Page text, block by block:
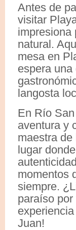
Antes de
visitar
impresiona
natural.
mesa en
espera
langosta
En Río
aventura y
maestra
lugar
momentos
siempre.
paraíso por
Juan!